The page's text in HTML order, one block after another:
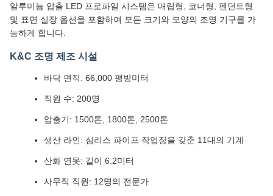
알루미늄 압출 LED 프로파일 시스템은 매립형, 코너형, 펜던트형
및 표면 실장 옵션을 포함하여 모든 크기와 모양의 조명 기구를 가
능하게 합니다.
K&C 조명 제조 시설
바닥 면적: 66,000 평방미터
직원 수: 200명
압출기: 1500톤, 1800톤, 2500톤
생산 라인: 심리스 파이프 작업장을 갖춘 11대의 기계
산화 연못: 길이 6.2미터
사무직 직원: 12명의 전문가